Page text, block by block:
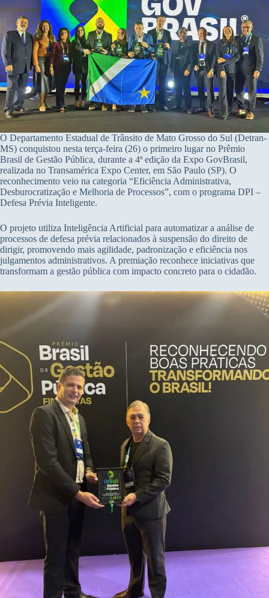
O Departamento Estadual de Trânsito de Mato Grosso do Sul (Detran-
MS) conquistou nesta terça-feira (26) o primeiro lugar no Prêmio
Brasil de Gestão Pública, durante a 4ª edição da Expo GovBrasil,
realizada no Transamérica Expo Center, em São Paulo (SP). O
reconhecimento veio na categoria “Eficiência Administrativa,
Desburocratização e Melhoria de Processos”, com o programa DPI –
Defesa Prévia Inteligente.
O projeto utiliza Inteligência Artificial para automatizar a análise de
processos de defesa prévia relacionados à suspensão do direito de
dirigir, promovendo mais agilidade, padronização e eficiência nos
julgamentos administrativos. A premiação reconhece iniciativas que
transformam a gestão pública com impacto concreto para o cidadão.